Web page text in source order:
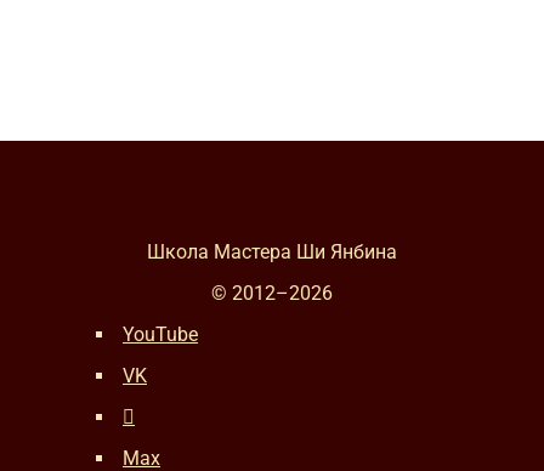
Школа Мастера Ши Янбина
© 2012–2026
YouTube
VK
Max